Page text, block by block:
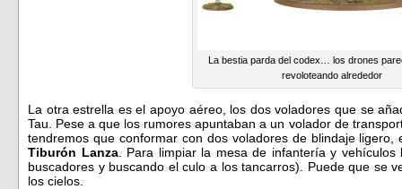
La bestia parda del codex… los drones
revoloteando alrededor
La otra estrella es el apoyo aéreo, los dos voladores que se
Tau. Pese a que los rumores apuntaban a un volador de
tendremos que conformar con dos voladores de blindaje ligero,
Tiburón Lanza. Para limpiar la mesa de infantería y
buscadores y buscando el culo a los tancarros). Puede que se
los cielos.